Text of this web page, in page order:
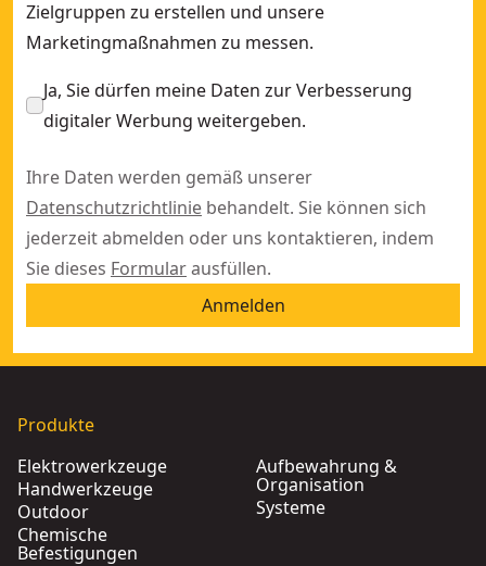
Zielgruppen zu erstellen und unsere
Marketingmaßnahmen zu messen.
Ja, Sie dürfen meine Daten zur Verbesserung
digitaler Werbung weitergeben.
Ihre Daten werden gemäß unserer
Datenschutzrichtlinie behandelt. Sie können sich
jederzeit abmelden oder uns kontaktieren, indem
Sie dieses Formularausfüllen.
Anmelden
Produkte
Elektrowerkzeuge
Handwerkzeuge
Outdoor
Chemische
Befestigungen
Aufbewahrung &
Organisation
Systeme